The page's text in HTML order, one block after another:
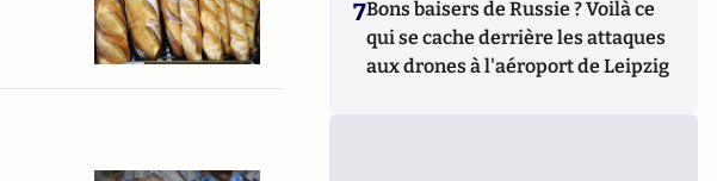
7Bons baisers de Russie ? Voilà ce
qui se cache derrière les attaques
aux drones à l'aéroport de Leipzig